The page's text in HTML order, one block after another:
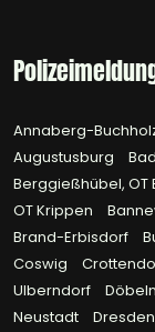
Annaberg-
Augustusburg
Berggießhübel, OT
OT Krippen
Brand-Erbisdorf
Coswig
Ulberndorf
Döbeln
Neustadt